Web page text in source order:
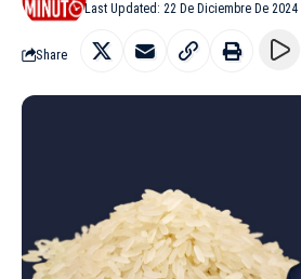
Last Updated: 22 De Diciembre De 2024
Share